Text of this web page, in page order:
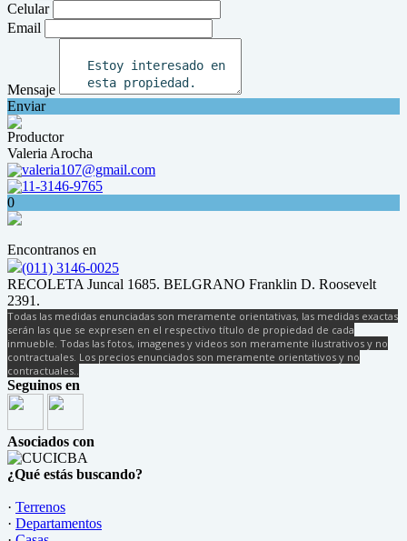
Celular
Email
Mensaje
Enviar
Productor
Valeria Arocha
valeria107@gmail.com
11-3146-9765
0
Encontranos en
(011) 3146-0025
RECOLETA Juncal 1685. BELGRANO Franklin D. Roosevelt
2391.
Todas las medidas enunciadas son meramente orientativas, las medidas exactas
serán las que se expresen en el respectivo título de propiedad de cada
inmueble. Todas las fotos, imagenes y videos son meramente ilustrativos y no
contractuales. Los precios enunciados son meramente orientativos y no
contractuales..
Seguinos en
Asociados con
¿Qué estás buscando?
· Terrenos
· Departamentos